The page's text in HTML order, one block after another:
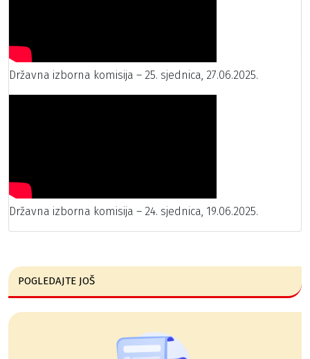
Državna izborna komisija – 25. sjednica, 27.06.2025.
Državna izborna komisija – 24. sjednica, 19.06.2025.
POGLEDAJTE JOŠ